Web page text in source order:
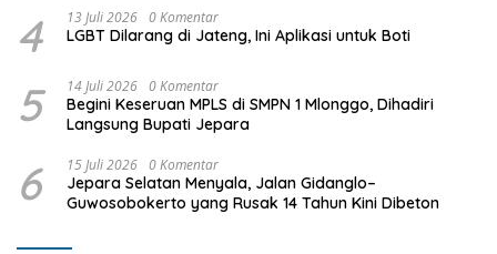
4 13 Juli 2026 0 Komentar
LGBT Dilarang di Jateng, Ini Aplikasi untuk Boti
5 14 Juli 2026 0 Komentar
Begini Keseruan MPLS di SMPN 1 Mlonggo, Dihadiri
Langsung Bupati Jepara
6 15 Juli 2026 0 Komentar
Jepara Selatan Menyala, Jalan Gidanglo–
Guwosobokerto yang Rusak 14 Tahun Kini Dibeton